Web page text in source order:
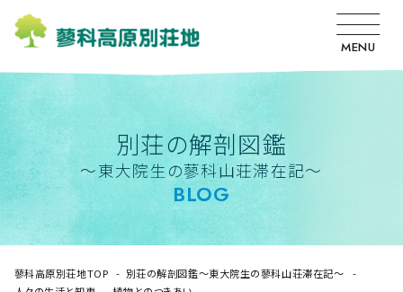
MENU
別荘の解剖図鑑
〜東大院生の蓼科山荘滞在記〜
BLOG
蓼科高原別荘地TOP
別荘の解剖図鑑〜東大院生の蓼科山荘滞在記〜